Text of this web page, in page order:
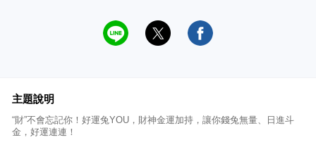
主題說明
“財”不會忘記你！好運兔YOU，財神金運加持，讓你錢兔無量、日進斗
金，好運連連！